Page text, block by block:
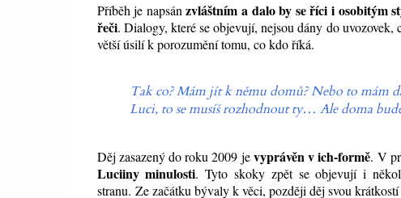
Příběh je napsánzvláštním a dalo by se říci i osobitým
řeči. Dialogy, které se objevují, nejsou dány do
větší úsilí k porozumění tomu, co kdo říká.
Tak co? Mám jít k němu domů? Nebo to mám
Luci, to se musíš rozhodnout ty… Ale doma
Děj zasazený do roku 2009 jevyprávěn v ich-formě. V
Luciiny minulosti. Tyto skoky zpět se objevují i
stranu. Ze začátku bývaly k věci, později děj svou